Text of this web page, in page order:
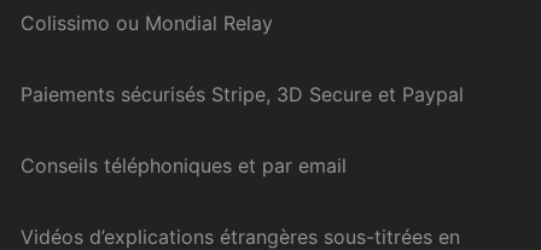
Colissimo ou Mondial Relay
Paiements sécurisés Stripe, 3D Secure et Paypal
Conseils téléphoniques et par email
Vidéos d’explications étrangères sous-titrées en